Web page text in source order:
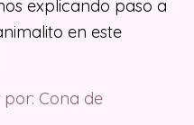
explicando paso a
en este
Cona de